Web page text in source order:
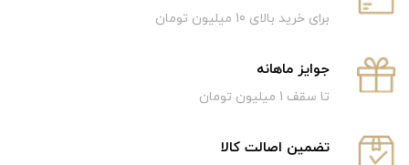
برای خرید بالای 10 میلیون تومان
جوایز ماهانه
تا سقف 1 میلیون تومان
تضمین اصالت کالا